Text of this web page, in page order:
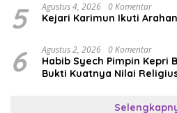
5 Agustus 4, 2026 0 Komentar
Kejari Karimun Ikuti
6 Agustus 2, 2026 0 Komentar
Habib Syech Pimpin Kepri
Bukti Kuatnya Nilai